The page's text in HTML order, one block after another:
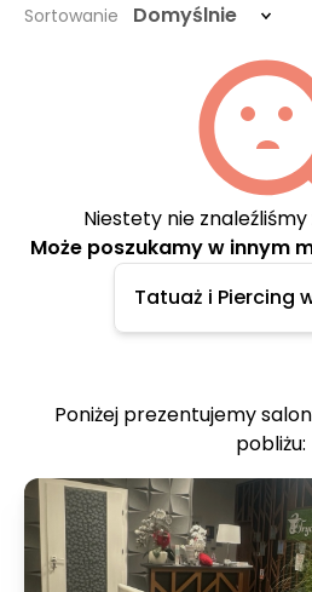
Sortowanie Domyślnie
Niestety nie
Może poszukamy w innym
Tatuaż i Piercing
Poniżej prezentujemy
pobliżu: